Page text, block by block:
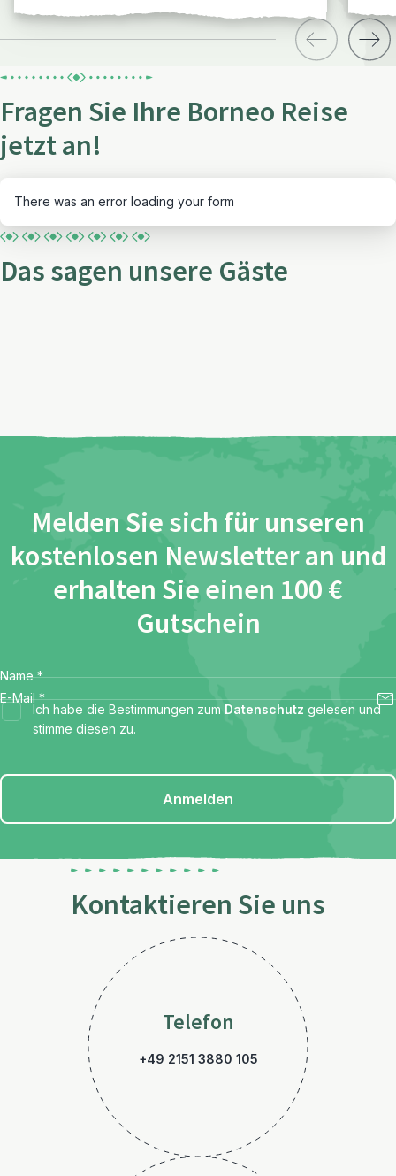
Fragen Sie Ihre Borneo Reise
jetzt an!
There was an error loading your form
Das sagen unsere Gäste
Melden Sie sich für unseren
kostenlosen Newsletter an und
erhalten Sie einen 100 €
Gutschein
Name *
E-Mail *
Ich habe die Bestimmungen zum Datenschutz gelesen und
stimme diesen zu.
Anmelden
Kontaktieren Sie uns
Telefon
+49 2151 3880 105